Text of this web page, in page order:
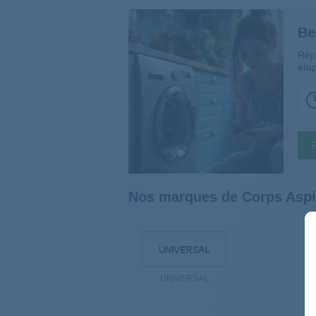
Nos marques de Corps